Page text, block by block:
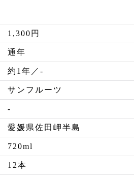
1,300円
通年
約1年／-
サンフルーツ
-
愛媛県佐田岬半島
720ml
12本